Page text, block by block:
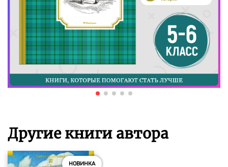
Другие книги автора
НОВИНКА